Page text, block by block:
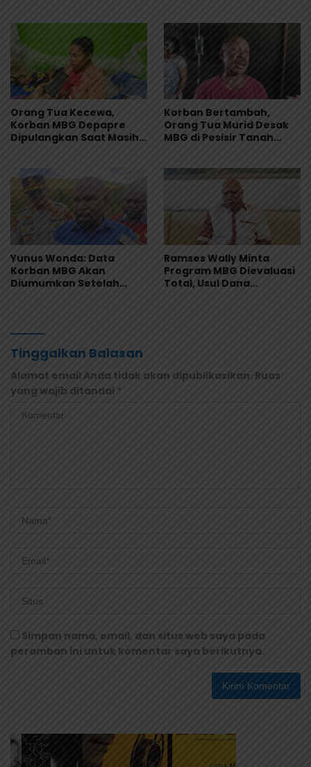
Papua
Orang Tua Kecewa,
Korban MBG Depapre
Dipulangkan Saat Masih
Korban Bertambah,
Orang Tua Murid Desak
MBG di Pesisir Tanah
Yunus Wonda: Data
Korban MBG Akan
Diumumkan Setelah
Ramses Wally Minta
Program MBG Dievaluasi
Total, Usul Dana
Tinggalkan Balasan
Alamat email Anda tidak akan dipublikasikan. Ruas
yang wajib ditandai *
Simpan nama, email, dan situs web saya pada
peramban ini untuk komentar saya berikutnya.